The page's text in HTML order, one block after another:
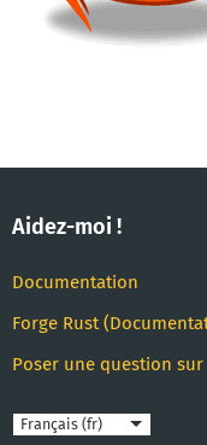
Aidez-moi !
Documentation
Forge Rust
Poser une question
Langue